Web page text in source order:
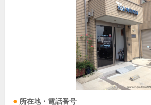
所在地・電話番号